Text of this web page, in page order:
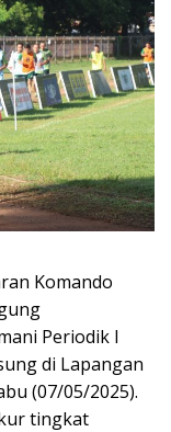
Komando
Periodik I
di Lapangan
(07/05/2025).
tingkat